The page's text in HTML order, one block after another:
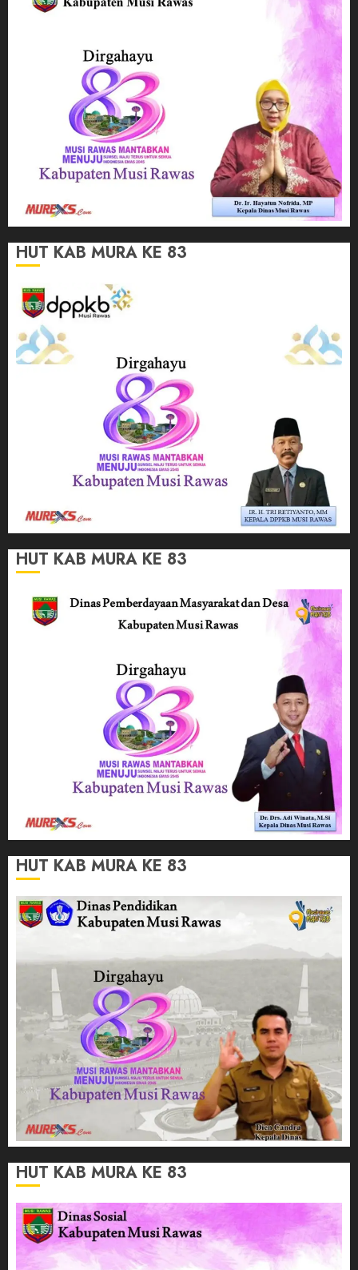
HUT KAB MURA KE 83
HUT KAB MURA KE 83
HUT KAB MURA KE 83
HUT KAB MURA KE 83